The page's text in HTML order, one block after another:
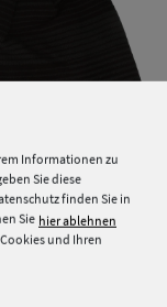
Strickmütze mit
Hut-Breiter
Informationen zu
Sie diese
finden Sie in
Sie hier ablehnen
und Ihren